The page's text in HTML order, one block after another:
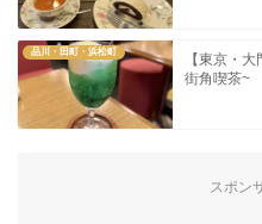
品川・田町・浜松町
【東京・
街角喫茶~
スポン